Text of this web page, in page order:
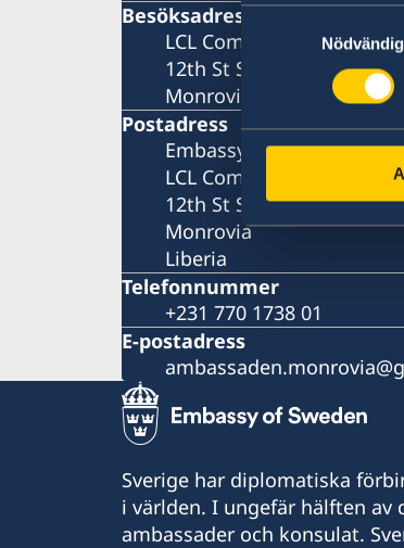
Samtyckesval
Nödvändig
Besöksadress
LCL Compound
12th St Sinkor, Oceanfront
Monrovia
Postadress
Embassy of Sweden
LCL Compound
12th St Sinkor,
Monrovia
Liberia
Telefonnummer
+231 770 1738 01
E-postadress
Sverige har diplomatiska
i världen. I ungefär hälften av
ambassader och konsulat.